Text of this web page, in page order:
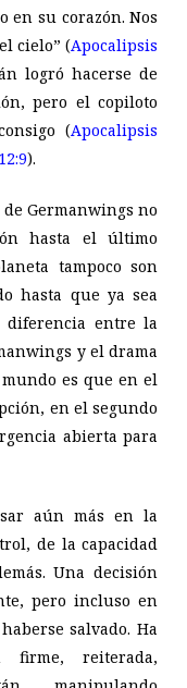
en su corazón. Nos
cielo” (Apocalipsis
logró hacerse de
pero el copiloto
(Apocalipsis
).
Germanwings no
hasta el último
tampoco son
hasta que ya sea
diferencia entre la
y el drama
es que en el
en el segundo
abierta para
aún más en la
de la capacidad
Una decisión
pero incluso en
salvado. Ha
reiterada,